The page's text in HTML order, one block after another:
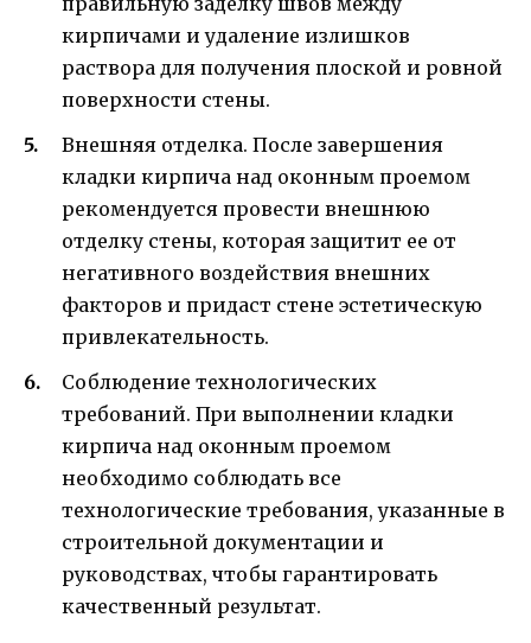
кирпичами и удаление излишков
раствора для получения плоской и ровной
поверхности стены.
Внешняя отделка. После завершения
кладки кирпича над оконным проемом
рекомендуется провести внешнюю
отделку стены, которая защитит ее от
негативного воздействия внешних
факторов и придаст стене эстетическую
привлекательность.
Соблюдение технологических
требований. При выполнении кладки
кирпича над оконным проемом
необходимо соблюдать все
технологические требования, указанные в
строительной документации и
руководствах, чтобы гарантировать
качественный результат.